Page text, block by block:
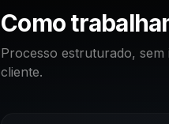
Como
Processo estruturado,
cliente.